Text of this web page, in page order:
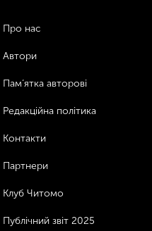
Про нас
Автори
Пам’ятка авторові
Редакційна політика
Контакти
Партнери
Клуб Читомо
Публічний звіт 2025